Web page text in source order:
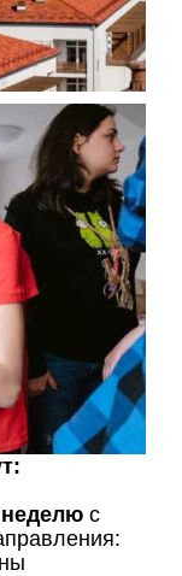
неделю с